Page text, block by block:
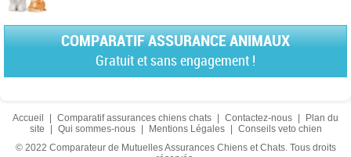
COMPARATIF ASSURANCE ANIMAUX
Gratuit et sans engagement !
Accueil Comparatif assurances chiens chats Contactez-nous
Plan du
site
Qui sommes-nous Mentions Légales
Conseils veto chien
© 2022 Comparateur de Mutuelles Assurances Chiens et Chats. Tous droits